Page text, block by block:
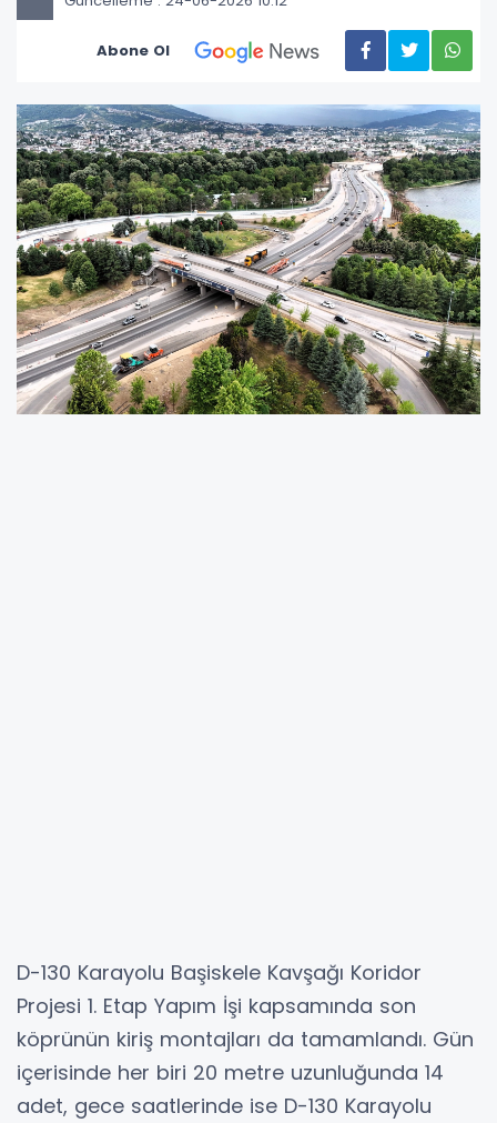
Abone Ol
D-130 Karayolu Başiskele Kavşağı Koridor
Projesi 1. Etap Yapım İşi kapsamında son
köprünün kiriş montajları da tamamlandı. Gün
içerisinde her biri 20 metre uzunluğunda 14
adet, gece saatlerinde ise D-130 Karayolu